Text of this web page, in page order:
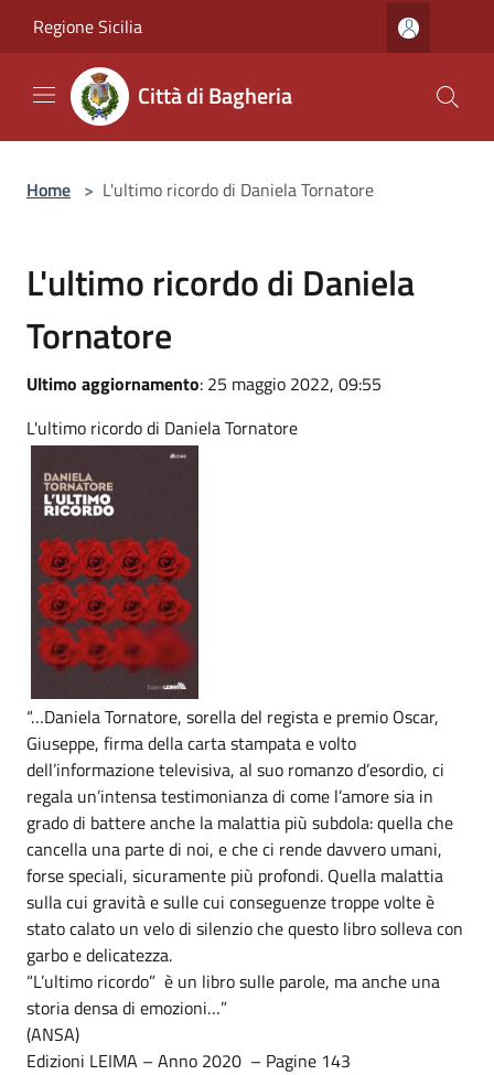
Regione Sicilia
Città di Bagheria
Home > L'ultimo ricordo di Daniela Tornatore
L'ultimo ricordo di Daniela
Tornatore
Ultimo aggiornamento: 25 maggio 2022, 09:55
L'ultimo ricordo di Daniela Tornatore
“…Daniela Tornatore, sorella del regista e premio Oscar,
Giuseppe, firma della carta stampata e volto
dell’informazione televisiva, al suo romanzo d’esordio, ci
regala un’intensa testimonianza di come l’amore sia in
grado di battere anche la malattia più subdola: quella che
cancella una parte di noi, e che ci rende davvero umani,
forse speciali, sicuramente più profondi. Quella malattia
sulla cui gravità e sulle cui conseguenze troppe volte è
stato calato un velo di silenzio che questo libro solleva con
garbo e delicatezza.
“L’ultimo ricordo” è un libro sulle parole, ma anche una
storia densa di emozioni…”
(ANSA)
Edizioni LEIMA – Anno 2020 – Pagine 143